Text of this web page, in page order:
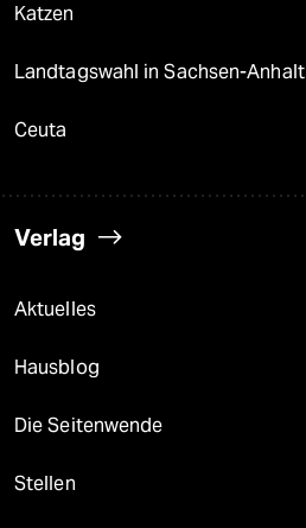
Katzen
Landtagswahl in Sachsen-Anhalt
Ceuta
Verlag
Aktuelles
Hausblog
Die Seitenwende
Stellen